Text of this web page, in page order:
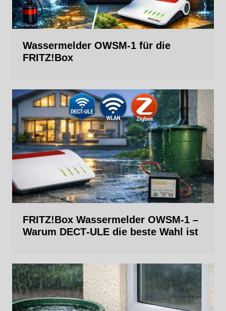
Wassermelder OWSM‑1 für die
FRITZ!Box
FRITZ!Box Wassermelder OWSM-1 –
Warum DECT‑ULE die beste Wahl ist